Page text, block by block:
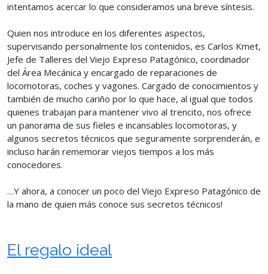
intentamos acercar lo que consideramos una breve síntesis.
Quien nos introduce en los diferentes aspectos,
supervisando personalmente los contenidos, es Carlos Kmet,
Jefe de Talleres del Viejo Expreso Patagónico, coordinador
del Área Mecánica y encargado de reparaciones de
locomotoras, coches y vagones. Cargado de conocimientos y
también de mucho cariño por lo que hace, al igual que todos
quienes trabajan para mantener vivo al trencito, nos ofrece
un panorama de sus fieles e incansables locomotoras, y
algunos secretos técnicos que seguramente sorprenderán, e
incluso harán rememorar viejos tiempos a los más
conocedores.
…Y ahora, a conocer un poco del Viejo Expreso Patagónico de
la mano de quien más conoce sus secretos técnicos!
El regalo ideal